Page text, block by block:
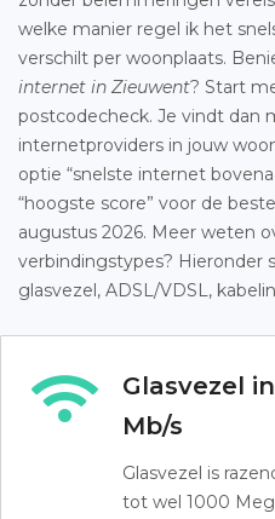
welke manier regel ik het
verschilt per woonplaats.
internet in Zieuwent? Start
postcodecheck. Je vindt dan
internetproviders in jouw
optie “snelste internet
“hoogste score” voor de
augustus 2026. Meer weten
verbindingstypes? Hieronder
glasvezel, ADSL/VDSL,
Glasvezel
Mb/s
Glasvezel is
tot wel 1000